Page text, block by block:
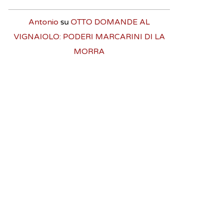
Antonio su OTTO DOMANDE AL
VIGNAIOLO: PODERI MARCARINI DI LA
MORRA